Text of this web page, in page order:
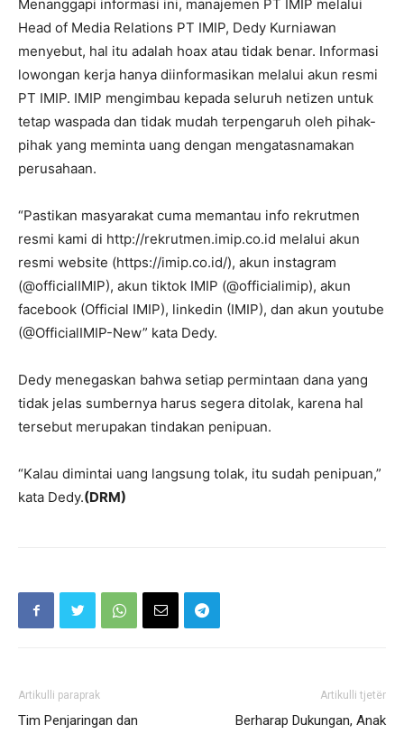
Menanggapi informasi ini, manajemen PT IMIP melalui
Head of Media Relations PT IMIP, Dedy Kurniawan
menyebut, hal itu adalah hoax atau tidak benar. Informasi
lowongan kerja hanya diinformasikan melalui akun resmi
PT IMIP. IMIP mengimbau kepada seluruh netizen untuk
tetap waspada dan tidak mudah terpengaruh oleh pihak-
pihak yang meminta uang dengan mengatasnamakan
perusahaan.
“Pastikan masyarakat cuma memantau info rekrutmen
resmi kami di http://rekrutmen.imip.co.id melalui akun
resmi website (https://imip.co.id/), akun instagram
(@officialIMIP), akun tiktok IMIP (@officialimip), akun
facebook (Official IMIP), linkedin (IMIP), dan akun youtube
(@OfficialIMIP-New” kata Dedy.
Dedy menegaskan bahwa setiap permintaan dana yang
tidak jelas sumbernya harus segera ditolak, karena hal
tersebut merupakan tindakan penipuan.
“Kalau dimintai uang langsung tolak, itu sudah penipuan,”
kata Dedy.(DRM)
Artikulli paraprak
Tim Penjaringan dan
Artikulli tjetër
Berharap Dukungan, Anak